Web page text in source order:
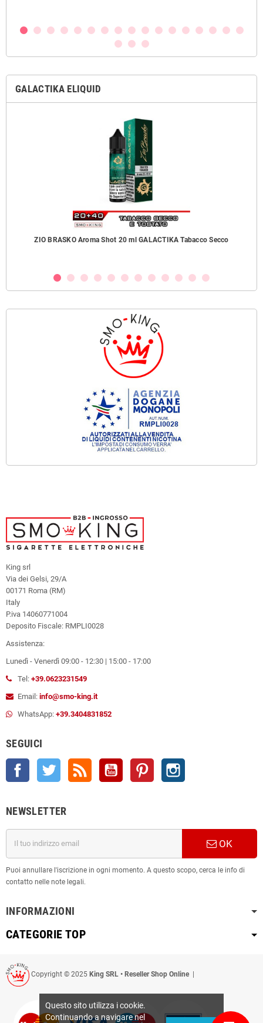
GALACTIKA ELIQUID
ZIO BRASKO Aroma Shot 20 ml GALACTIKA Tabacco Secco
King srl
Via dei Gelsi, 29/A
00171 Roma (RM)
Italy
P.iva 14060771004
Deposito Fiscale: RMPLI0028
Assistenza:
Lunedì - Venerdì 09:00 - 12:30 | 15:00 - 17:00
Tel: +39.0623231549
Email: info@smo-king.it
WhatsApp: +39.3404831852
SEGUICI
Facebook Twitter Rss YouTube Pinterest
NEWSLETTER
OK
Puoi annullare l'iscrizione in ogni momento. A questo scopo, cerca le info di
contatto nelle note legali.
INFORMAZIONI
CATEGORIE TOP
Copyright © 2025 King SRL • Reseller Shop Online|
Questo sito utilizza i cookie.
Continuando a navigare nel